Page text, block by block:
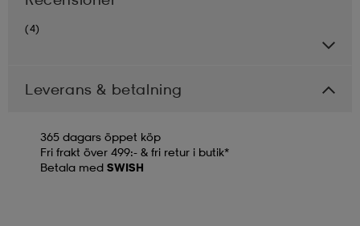
(4)
Leverans & betalning
365 dagars öppet köp
Fri frakt över 499:- & fri retur i butik*
Betala med SWISH